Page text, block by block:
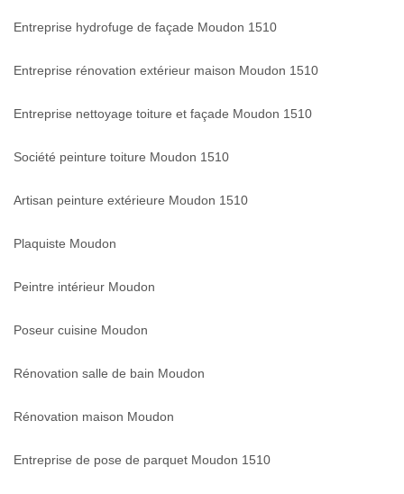
Entreprise hydrofuge de façade Moudon 1510
Entreprise rénovation extérieur maison Moudon 1510
Entreprise nettoyage toiture et façade Moudon 1510
Société peinture toiture Moudon 1510
Artisan peinture extérieure Moudon 1510
Plaquiste Moudon
Peintre intérieur Moudon
Poseur cuisine Moudon
Rénovation salle de bain Moudon
Rénovation maison Moudon
Entreprise de pose de parquet Moudon 1510